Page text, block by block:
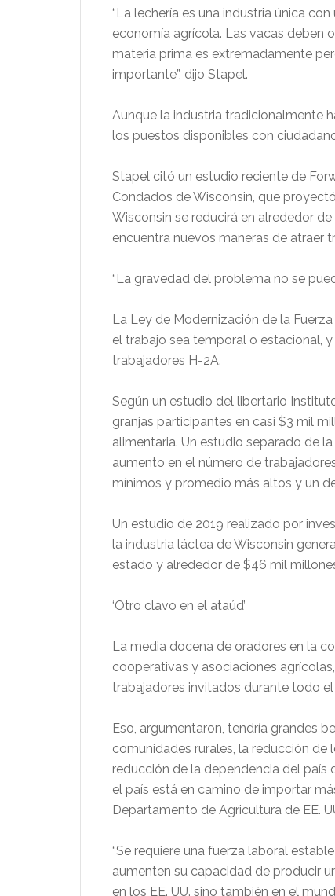
“La lechería es una industria única
economía agrícola. Las vacas deben
materia prima es extremadamente
importante”, dijo Stapel.
Aunque la industria tradicionalmente
los puestos disponibles con
Stapel citó un estudio reciente de
Condados de Wisconsin, que
Wisconsin se reducirá en alrededor
encuentra nuevos maneras de atraer
“La gravedad del problema no se
La Ley de Modernización de la
el trabajo sea temporal o estacional,
trabajadores H-2A.
Según un estudio del libertario
granjas participantes en casi $3 mil
alimentaria. Un estudio separado de
aumento en el número de
mínimos y promedio más altos y un
Un estudio de 2019 realizado por
la industria láctea de Wisconsin
estado y alrededor de $46 mil
‘Otro clavo en el ataúd’
La media docena de oradores en la
cooperativas y asociaciones
trabajadores invitados durante todo el
Eso, argumentaron, tendría grandes
comunidades rurales, la reducción
reducción de la dependencia del país
el país está en camino de importar
Departamento de Agricultura de EE.
“Se requiere una fuerza laboral
aumenten su capacidad de producir
en los EE. UU. sino también en el